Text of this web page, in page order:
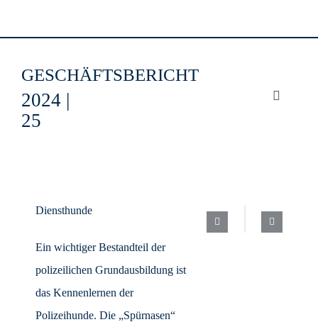
GESCHÄFTSBERICHT
2024 |
25
Toggle
Berichte
Finanzen
Diensthunde
Ein wichtiger Bestandteil der
polizeilichen Grundausbildung ist
das Kennenlernen der
Polizeihunde. Die „Spürnasen“